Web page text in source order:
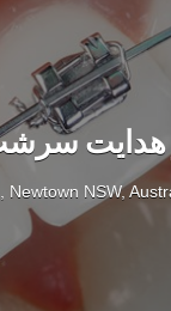
هدایت
NSW,